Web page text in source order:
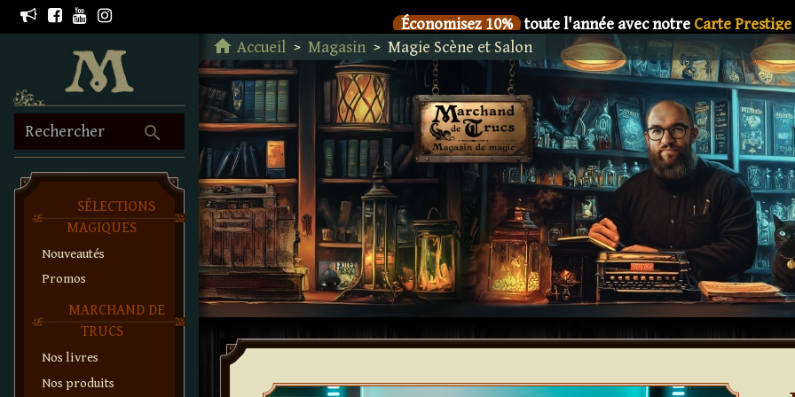
Économisez 10% toute l'année avec notre Carte Prestige
SIX Le nouveau livre deDani DaOrtiz en précommande
Économisez 10%
toute l'année avec notreCarte Prestige
SIX Le nouveau livre deDani DaOrtiz en précommande
Économisez 10% toute l'année avec notreCarte Prestige
SIX Le nouveau livre deDani DaOrtiz en précommande
Économisez 10%
toute l'année avec notre Carte Prestige
SIX Le nouveau livre deDani DaOrtiz en précommande
Économisez 10% toute l'année avec notreCarte Prestige
SIX Le nouveau livre deDani DaOrtiz en précommande
search
Rechercher
SÉLECTIONS
MAGIQUES
Nouveautés
Promos
MARCHAND DE
TRUCS
Nos livres
Nos produits
home Accueil Magasin Magie Scène et Salon
Retour à l'accueil